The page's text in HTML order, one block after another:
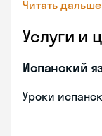
Читать дальше
Услуги и
Испанский
Уроки